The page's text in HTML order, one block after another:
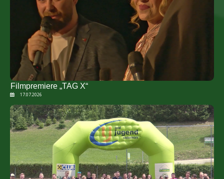
Filmpremiere „TAG X“
17.07.2026